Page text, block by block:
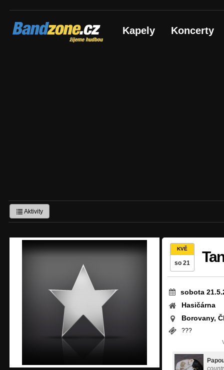
Bandzone.cz
žijeme hudbou Kapely Koncerty
Aktivity
KVĚ
so 21
sobota
Hasičárna
Borovany,
???